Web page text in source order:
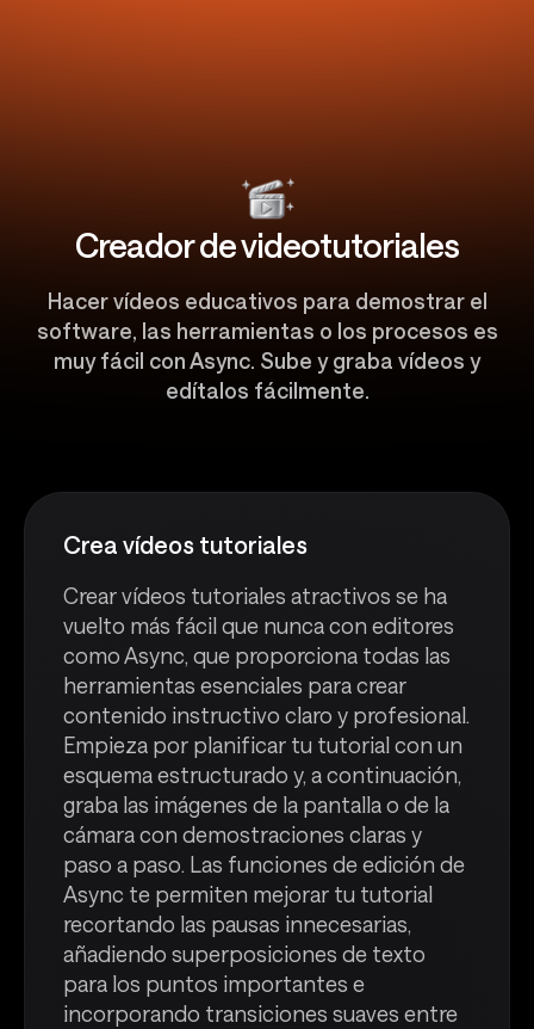
Creador de videotutoriales
Hacer vídeos educativos para demostrar el
software, las herramientas o los procesos es
muy fácil con Async. Sube y graba vídeos y
edítalos fácilmente.
Crea vídeos tutoriales
Crear vídeos tutoriales atractivos se ha
vuelto más fácil que nunca con editores
como Async, que proporciona todas las
herramientas esenciales para crear
contenido instructivo claro y profesional.
Empieza por planificar tu tutorial con un
esquema estructurado y, a continuación,
graba las imágenes de la pantalla o de la
cámara con demostraciones claras y
paso a paso. Las funciones de edición de
Async te permiten mejorar tu tutorial
recortando las pausas innecesarias,
añadiendo superposiciones de texto
para los puntos importantes e
incorporando transiciones suaves entre